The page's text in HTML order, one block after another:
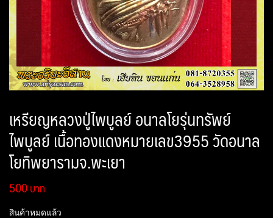
เหรียญหลวงปู่ไพบูลย์ อนาลโยรุ่นทรัพย์
ไพบูลย์ เนื้อทองแดงหมายเลข3955 วัดอนาล
โยทิพยารามจ.พะเยา
500
สินค้าหมดแล้ว